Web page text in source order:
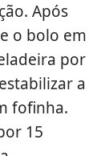
Após
o bolo em
por
a
fofinha.
15